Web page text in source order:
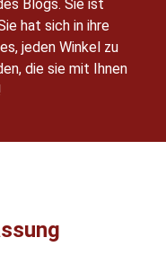
Blogs. Sie ist
hat sich in ihre
jeden Winkel zu
die sie mit Ihnen